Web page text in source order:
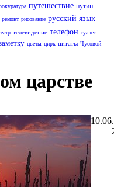
путешествие путин
ремонт рисование русский язык
телевидение телефон туалет
цветы цирк цитаты Чусовой
царстве